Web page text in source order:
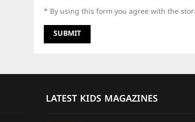
* By using this form you agree with the
LATEST KIDS MAGAZINES